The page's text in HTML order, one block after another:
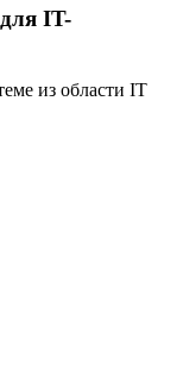
IT-
из области IT